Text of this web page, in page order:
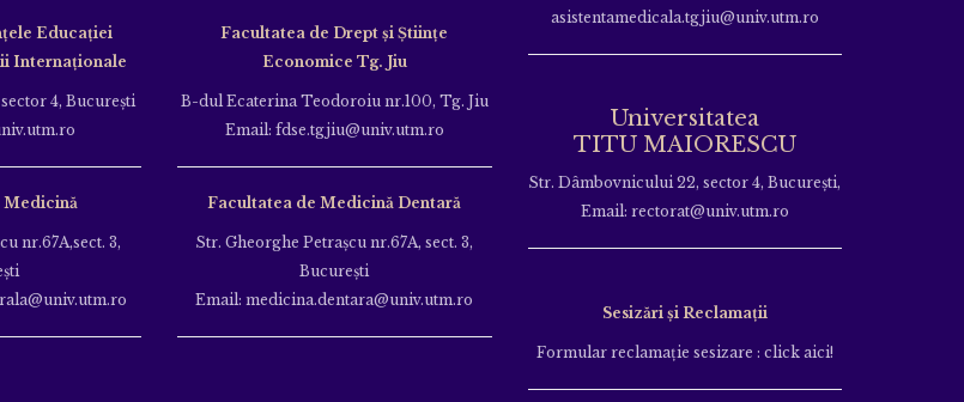
Educației
Internaționale
4, Bucureşti
Medicină
nr.67A,sect. 3,
Facultatea de Drept și Științe
Economice Tg. Jiu
B-dul Ecaterina Teodoroiu nr.100, Tg. Jiu
Email: fdse.tgjiu@univ.utm.ro
Facultatea de Medicină Dentară
Str. Gheorghe Petraşcu nr.67A, sect. 3,
Bucureşti
Email: medicina.dentara@univ.utm.ro
asistentamedicala.tgjiu@univ.utm.ro
Universitatea
TITU MAIORESCU
Str. Dâmbovnicului 22, sector 4, București,
Email: rectorat@univ.utm.ro
Sesizări și Reclamații
Formular reclamație sesizare : click aici!